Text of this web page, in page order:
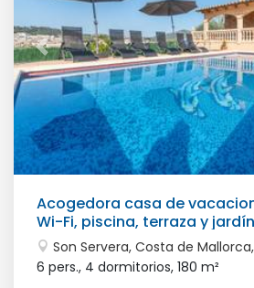
Acogedora casa de
Wi-Fi, piscina, terraza y
montaña
Son Servera, Costa de Mallorca,
6 pers., 4 dormitorios, 180 m²